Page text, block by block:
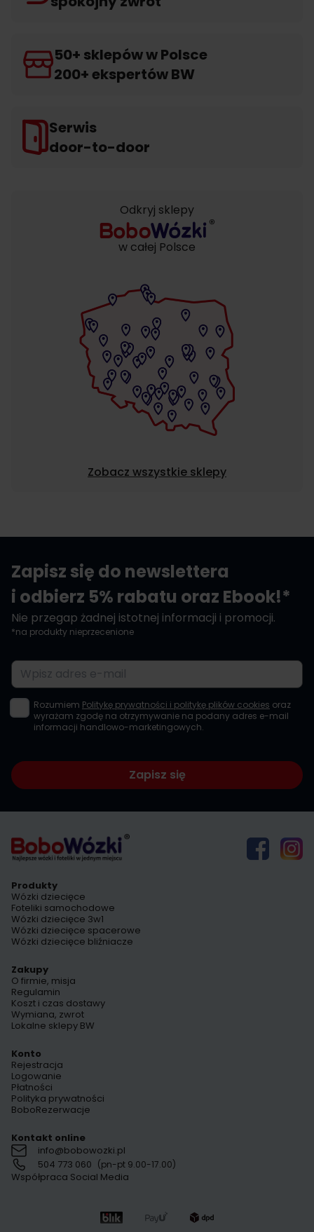
50+ sklepów w Polsce
200+ ekspertów BW
Serwis
door-to-door
Odkryj sklepy
w całej Polsce
Zobacz wszystkie sklepy
Zapisz się do newslettera
i odbierz 5% rabatu oraz Ebook!*
Nie przegap żadnej istotnej informacji i promocji.
*na produkty nieprzecenione
Adres e-mail
Rozumiem Politykę prywatności i politykę plików cookies oraz
wyrażam zgodę na otrzymywanie na podany adres e-mail
informacji handlowo-marketingowych.
Zapisz się
Produkty
Wózki dziecięce
Foteliki samochodowe
Wózki dziecięce 3w1
Wózki dziecięce spacerowe
Wózki dziecięce bliźniacze
Zakupy
O firmie, misja
Regulamin
Koszt i czas dostawy
Wymiana, zwrot
Lokalne sklepy BW
Konto
Rejestracja
Logowanie
Płatności
Polityka prywatności
BoboRezerwacje
Kontakt online
info@bobowozki.pl
504 773 060 (pn-pt 9.00-17.00)
Współpraca Social Media